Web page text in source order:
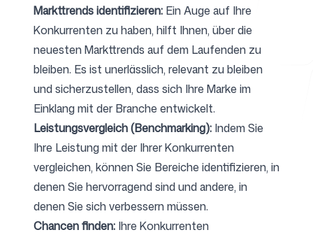
Support
Kostenlose Tools
FAQ
Markttrends identifizieren: Ein Auge auf Ihre
Konkurrenten zu haben, hilft Ihnen, über die
neuesten Markttrends auf dem Laufenden zu
bleiben. Es ist unerlässlich, relevant zu bleiben
und sicherzustellen, dass sich Ihre Marke im
Einklang mit der Branche entwickelt.
Leistungsvergleich (Benchmarking): Indem Sie
Ihre Leistung mit der Ihrer Konkurrenten
vergleichen, können Sie Bereiche identifizieren, in
denen Sie hervorragend sind und andere, in
denen Sie sich verbessern müssen.
Chancen finden: Ihre Konkurrenten